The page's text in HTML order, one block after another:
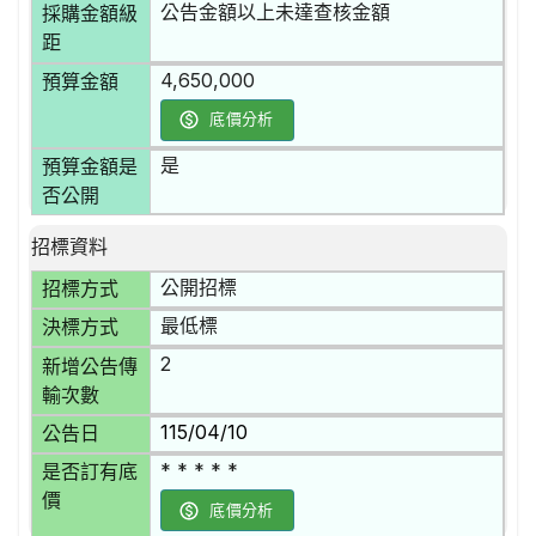
採購金額級
距
公告金額以上未達查核金額
預算金額 4,650,000
底價分析
預算金額是
否公開
是
招標資料
招標方式
公開招標
決標方式 最低標
新增公告傳
輸次數
2
公告日 115/04/10
是否訂有底
價
* * * * *
底價分析